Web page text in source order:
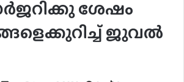
ശേഷം
ജുവൽ